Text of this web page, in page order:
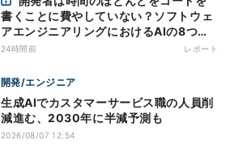
書くことに費やしていない？ソフトウェ
アエンジニアリングにおけるAIの8つの
神話への賛否
24時間前 レポート
開発/エンジニア
生成AIでカスタマーサービス職の人員削
減進む、2030年に半減予測も
2026/08/07 12:54